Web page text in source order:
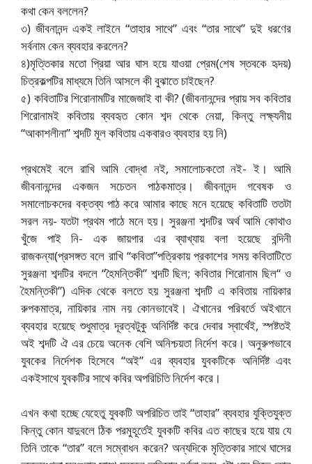
কথা কেন বললেন?
৩) জীবনানন্দ একই লাইনে “তাহার সাথে” এবং “তার সাথে” দুই ধরণের
সর্বনাম কেন ব্যবহার করলেন?
৪)মৃত্তিকার মতো প্রিয়া আর ঘাস হয়ে যাওয়া প্রেম(শেষ স্তবকে হৃদয়)
চিত্রকল্পটির মাধ্যমে তিনি আসলে কী বুঝাতে চাইছেন?
৫) কবিতাটির শিরোনামটির মাজেজাই বা কী? (জীবনানন্দের প্রায় সব কবিতার
শিরোনামই কবিতায় ব্যবহৃত কোন শব্দ থেকে নেয়া, কিন্তু লক্ষ্যনীয়
“আকাশলীনা” শব্দটি মূল কবিতায় একবারও ব্যবহার হয় নি)
প্রথমেই বলে রাখি আমি বোদ্ধা নই, সমালোচকতো নই- ই। আমি
জীবনানন্দের একজন সচেতন পাঠকমাত্র। জীবনানন্দ গবেষক ও
সমালোচকদের বক্তব্য পাঠ করে আমার কাছে মনে হয়েছে কবিতাটি ততটা
সরল নয়- যতটা প্রথম পাঠে মনে হয়। সুরঞ্জনা শব্দটির অর্থ আমি কোথাও
খুঁজে পাই নি- এক জায়গার এর ব্যাখ্যায় বলা হয়েছে বন্দিনী
রাজকন্যা(প্রসঙ্গত বলে রাখি “কবিতা”পত্রিকায় প্রকাশের সময় কবিতাটিতে
সুরঞ্জনা শব্দটির বদলে “হৈমন্তিকী” শব্দটি ছিল; কবিতার শিরোনাম ছিল“ ও
হৈমন্তিকী”) এদিক থেকে বলতে হয় সুরঞ্জনা শব্দটি এ কবিতায় নায়িকার
রুপকমাত্র, নায়িকার নাম নয় কোনভাবেই। ঐখানের পরিবর্তে অইখানে
ব্যবহার হয়েছে শুধুমাত্র দূরত্বটুকু অনির্দিষ্ট করে দেবার স্বার্থেই, স্পষ্টতই
অই শব্দটি ঐ এর চেয়ে অনেক বেশি অনিশ্চয়তা নির্দেশ করে। অনুরুপভাবে
যুবকের নির্দেশক হিসেবে “অই” এর ব্যবহার যুবকটিকে অনির্দিষ্ট এবং
একইসাথে যুবকটির সাথে কবির অপরিচিতি নির্দেশ করে।
এখন কথা হচ্ছে যেহেতু যুবকটি অপরিচিত তাই “তাহার” ব্যবহার যুক্তিযুক্ত
কিন্তু কোন যাদুবলে ঠিক পরমুহূর্তেই যুবকটি কবির এত কাছের হয়ে যায় যে
তিনি তাকে “তার” বলে সম্বোধন করেন? অন্যদিকে মৃত্তিকার সাথে ঘাসের